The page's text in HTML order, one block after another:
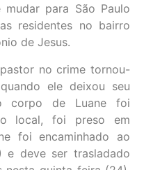
mudar para São Paulo
residentes no bairro
de Jesus.
no crime tornou-
ele deixou seu
corpo de Luane foi
local, foi preso em
foi encaminhado ao
e deve ser trasladado